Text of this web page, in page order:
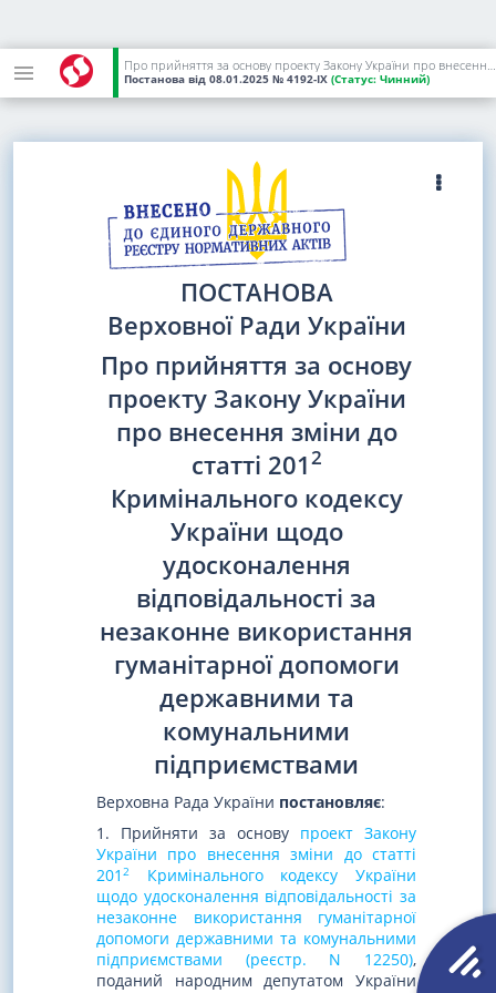
Про прийняття за основу проекту Закону України про внесення зміни до статті 201-2 Кримінального кодексу України щодо удосконалення відповідальності за незаконне використання гуманітарної допомоги державними та комунальними підприємствами
Постанова від 08.01.2025 № 4192-IX (Статус: Чинний)
ПОСТАНОВА
Верховної Ради України
Про прийняття за основу
проекту Закону України
про внесення зміни до
статті 2012
Кримінального кодексу
України щодо
удосконалення
відповідальності за
незаконне використання
гуманітарної допомоги
державними та
комунальними
підприємствами
Верховна Рада України постановляє:
1. Прийняти за основу проект Закону
України про внесення зміни до статті
201 2
Кримінального кодексу України
щодо удосконалення відповідальності за
незаконне використання гуманітарної
допомоги державними та комунальними
підприємствами (реєстр. N 12250),
поданий народним депутатом України